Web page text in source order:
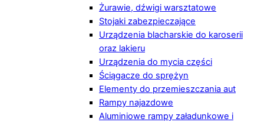
Żurawie, dźwigi warsztatowe
Stojaki zabezpieczające
Urządzenia blacharskie do karoserii
oraz lakieru
Urządzenia do mycia części
Ściągacze do sprężyn
Elementy do przemieszczania aut
Rampy najazdowe
Aluminiowe rampy załadunkowe i